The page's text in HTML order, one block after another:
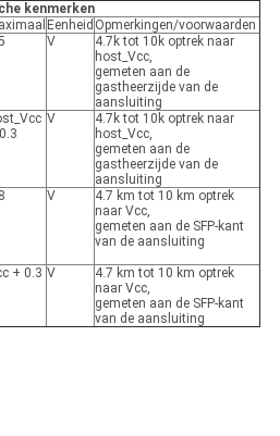
kenmerken
Eenheid Opmerkingen/voorwaarden
V
4.7k tot 10k optrek naar
host_Vcc,
gemeten aan de
gastheerzijde van de
aansluiting
V
4.7k tot 10k optrek naar
host_Vcc,
gemeten aan de
gastheerzijde van de
aansluiting
V
4.7 km tot 10 km optrek
naar Vcc,
gemeten aan de SFP-kant
van de aansluiting
+ 0.3 V
4.7 km tot 10 km optrek
naar Vcc,
gemeten aan de SFP-kant
van de aansluiting